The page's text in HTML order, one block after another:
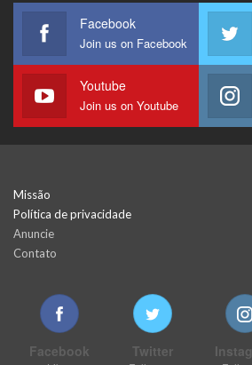
Facebook
Join us on Facebook
Youtube
Join us on Youtube
Missão
Política de privacidade
Anuncie
Contato
Facebook Twitter